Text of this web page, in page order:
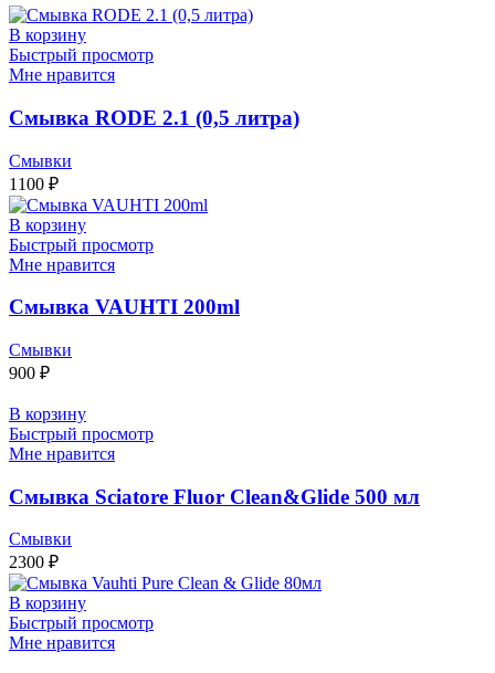
В корзину
Быстрый просмотр
Мне нравится
Смывка RODE 2.1 (0,5 литра)
Смывки
1100 ₽
В корзину
Быстрый просмотр
Мне нравится
Смывка VAUHTI 200ml
Смывки
900 ₽
В корзину
Быстрый просмотр
Мне нравится
Смывка Sciatore Fluor Clean&Glide 500 мл
Смывки
2300 ₽
В корзину
Быстрый просмотр
Мне нравится